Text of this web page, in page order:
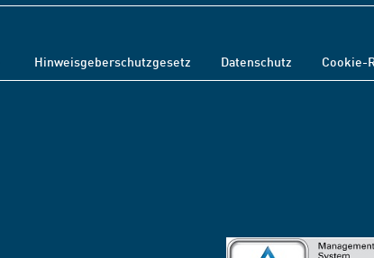
Hinweisgeberschutzgesetz Datenschutz Cookie-